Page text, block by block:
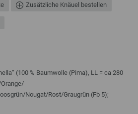
Zusätzliche Knäuel bestellen
(100 % Baumwolle (Pima), LL = ca 280
Nougat/Rost/Graugrün (Fb 5);